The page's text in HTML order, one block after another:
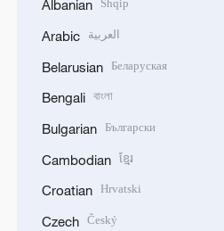
Albanian
Arabic العربية
Belarusian Беларуская
Bengali বাংলা
Bulgarian Български
Cambodian ខ្មែរ
Croatian Hrvatski
Czech Český